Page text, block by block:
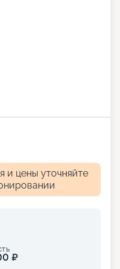
и цены уточняйте
₽